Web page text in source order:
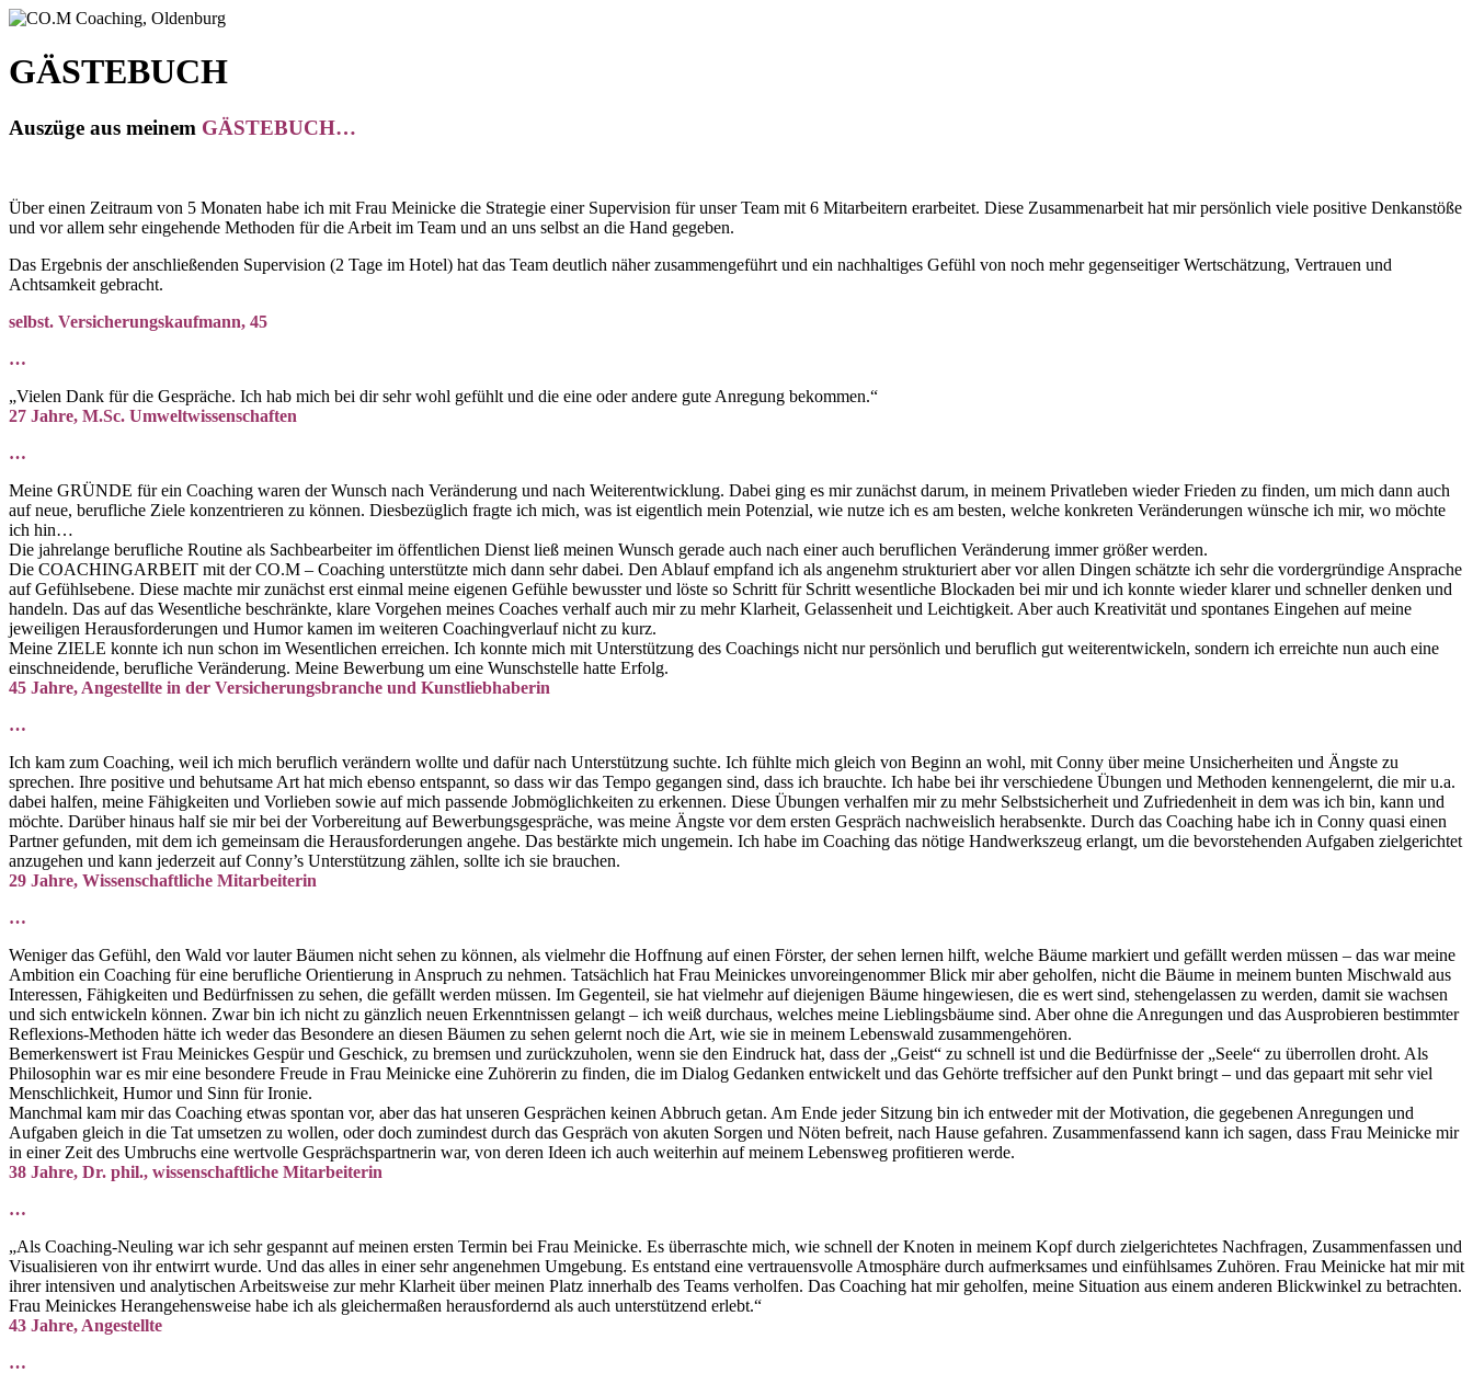
GÄSTEBUCH
Auszüge aus meinem GÄSTEBUCH…
Über einen Zeitraum von 5 Monaten habe ich mit Frau Meinicke die Strategie einer Supervision für unser Team mit 6 Mitarbeitern erarbeitet. Diese Zusammenarbeit hat mir persönlich viele positive Denkanstöße
und vor allem sehr eingehende Methoden für die Arbeit im Team und an uns selbst an die Hand gegeben.
Das Ergebnis der anschließenden Supervision (2 Tage im Hotel) hat das Team deutlich näher zusammengeführt und ein nachhaltiges Gefühl von noch mehr gegenseitiger Wertschätzung, Vertrauen und
Achtsamkeit gebracht.
selbst. Versicherungskaufmann, 45
…
„Vielen Dank für die Gespräche. Ich hab mich bei dir sehr wohl gefühlt und die eine oder andere gute Anregung bekommen.“
27 Jahre, M.Sc. Umweltwissenschaften
…
Meine GRÜNDE für ein Coaching waren der Wunsch nach Veränderung und nach Weiterentwicklung. Dabei ging es mir zunächst darum, in meinem Privatleben wieder Frieden zu finden, um mich dann auch
auf neue, berufliche Ziele konzentrieren zu können. Diesbezüglich fragte ich mich, was ist eigentlich mein Potenzial, wie nutze ich es am besten, welche konkreten Veränderungen wünsche ich mir, wo möchte
ich hin…
Die jahrelange berufliche Routine als Sachbearbeiter im öffentlichen Dienst ließ meinen Wunsch gerade auch nach einer auch beruflichen Veränderung immer größer werden.
Die COACHINGARBEIT mit der CO.M – Coaching unterstützte mich dann sehr dabei. Den Ablauf empfand ich als angenehm strukturiert aber vor allen Dingen schätzte ich sehr die vordergründige Ansprache
auf Gefühlsebene. Diese machte mir zunächst erst einmal meine eigenen Gefühle bewusster und löste so Schritt für Schritt wesentliche Blockaden bei mir und ich konnte wieder klarer und schneller denken und
handeln. Das auf das Wesentliche beschränkte, klare Vorgehen meines Coaches verhalf auch mir zu mehr Klarheit, Gelassenheit und Leichtigkeit. Aber auch Kreativität und spontanes Eingehen auf meine
jeweiligen Herausforderungen und Humor kamen im weiteren Coachingverlauf nicht zu kurz.
Meine ZIELE konnte ich nun schon im Wesentlichen erreichen. Ich konnte mich mit Unterstützung des Coachings nicht nur persönlich und beruflich gut weiterentwickeln, sondern ich erreichte nun auch eine
einschneidende, berufliche Veränderung. Meine Bewerbung um eine Wunschstelle hatte Erfolg.
45 Jahre, Angestellte in der Versicherungsbranche und Kunstliebhaberin
…
Ich kam zum Coaching, weil ich mich beruflich verändern wollte und dafür nach Unterstützung suchte. Ich fühlte mich gleich von Beginn an wohl, mit Conny über meine Unsicherheiten und Ängste zu
sprechen. Ihre positive und behutsame Art hat mich ebenso entspannt, so dass wir das Tempo gegangen sind, dass ich brauchte. Ich habe bei ihr verschiedene Übungen und Methoden kennengelernt, die mir u.a.
dabei halfen, meine Fähigkeiten und Vorlieben sowie auf mich passende Jobmöglichkeiten zu erkennen. Diese Übungen verhalfen mir zu mehr Selbstsicherheit und Zufriedenheit in dem was ich bin, kann und
möchte. Darüber hinaus half sie mir bei der Vorbereitung auf Bewerbungsgespräche, was meine Ängste vor dem ersten Gespräch nachweislich herabsenkte. Durch das Coaching habe ich in Conny quasi einen
Partner gefunden, mit dem ich gemeinsam die Herausforderungen angehe. Das bestärkte mich ungemein. Ich habe im Coaching das nötige Handwerkszeug erlangt, um die bevorstehenden Aufgaben zielgerichtet
anzugehen und kann jederzeit auf Conny’s Unterstützung zählen, sollte ich sie brauchen.
29 Jahre, Wissenschaftliche Mitarbeiterin
…
Weniger das Gefühl, den Wald vor lauter Bäumen nicht sehen zu können, als vielmehr die Hoffnung auf einen Förster, der sehen lernen hilft, welche Bäume markiert und gefällt werden müssen – das war meine
Ambition ein Coaching für eine berufliche Orientierung in Anspruch zu nehmen. Tatsächlich hat Frau Meinickes unvoreingenommer Blick mir aber geholfen, nicht die Bäume in meinem bunten Mischwald aus
Interessen, Fähigkeiten und Bedürfnissen zu sehen, die gefällt werden müssen. Im Gegenteil, sie hat vielmehr auf diejenigen Bäume hingewiesen, die es wert sind, stehengelassen zu werden, damit sie wachsen
und sich entwickeln können. Zwar bin ich nicht zu gänzlich neuen Erkenntnissen gelangt – ich weiß durchaus, welches meine Lieblingsbäume sind. Aber ohne die Anregungen und das Ausprobieren bestimmter
Reflexions-Methoden hätte ich weder das Besondere an diesen Bäumen zu sehen gelernt noch die Art, wie sie in meinem Lebenswald zusammengehören.
Bemerkenswert ist Frau Meinickes Gespür und Geschick, zu bremsen und zurückzuholen, wenn sie den Eindruck hat, dass der „Geist“ zu schnell ist und die Bedürfnisse der „Seele“ zu überrollen droht. Als
Philosophin war es mir eine besondere Freude in Frau Meinicke eine Zuhörerin zu finden, die im Dialog Gedanken entwickelt und das Gehörte treffsicher auf den Punkt bringt – und das gepaart mit sehr viel
Menschlichkeit, Humor und Sinn für Ironie.
Manchmal kam mir das Coaching etwas spontan vor, aber das hat unseren Gesprächen keinen Abbruch getan. Am Ende jeder Sitzung bin ich entweder mit der Motivation, die gegebenen Anregungen und
Aufgaben gleich in die Tat umsetzen zu wollen, oder doch zumindest durch das Gespräch von akuten Sorgen und Nöten befreit, nach Hause gefahren. Zusammenfassend kann ich sagen, dass Frau Meinicke mir
in einer Zeit des Umbruchs eine wertvolle Gesprächspartnerin war, von deren Ideen ich auch weiterhin auf meinem Lebensweg profitieren werde.
38 Jahre, Dr. phil., wissenschaftliche Mitarbeiterin
…
„Als Coaching-Neuling war ich sehr gespannt auf meinen ersten Termin bei Frau Meinicke. Es überraschte mich, wie schnell der Knoten in meinem Kopf durch zielgerichtetes Nachfragen, Zusammenfassen und
Visualisieren von ihr entwirrt wurde. Und das alles in einer sehr angenehmen Umgebung. Es entstand eine vertrauensvolle Atmosphäre durch aufmerksames und einfühlsames Zuhören. Frau Meinicke hat mir mit
ihrer intensiven und analytischen Arbeitsweise zur mehr Klarheit über meinen Platz innerhalb des Teams verholfen. Das Coaching hat mir geholfen, meine Situation aus einem anderen Blickwinkel zu betrachten.
Frau Meinickes Herangehensweise habe ich als gleichermaßen herausfordernd als auch unterstützend erlebt.“
43 Jahre, Angestellte
…